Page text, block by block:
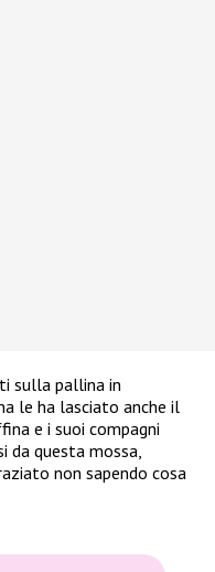
sulla pallina in
le ha lasciato anche il
e i suoi compagni
da questa mossa,
non sapendo cosa